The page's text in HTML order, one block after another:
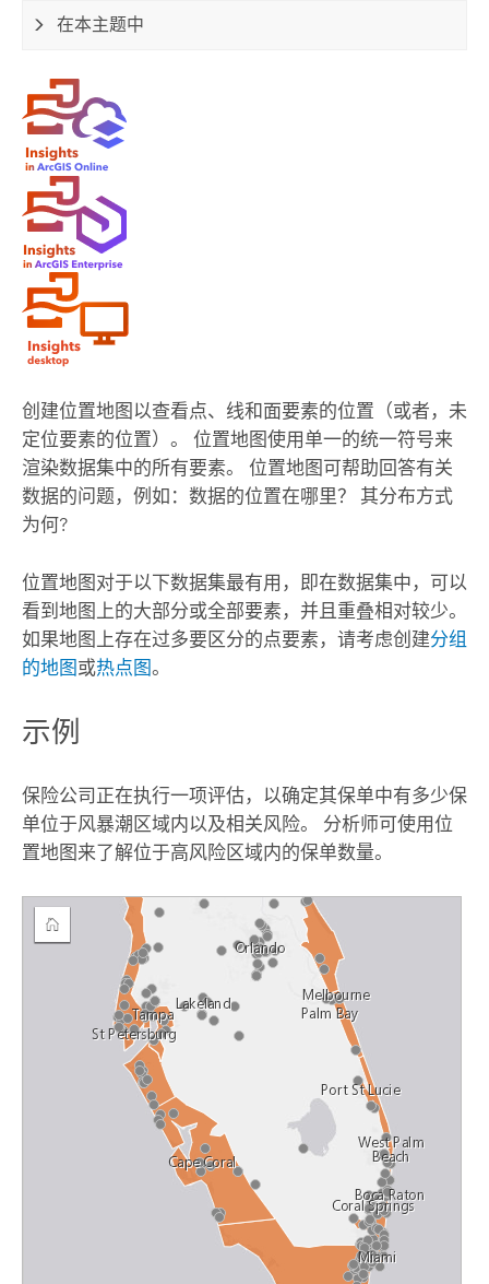
在本主题中
创建位置地图以查看点、线和面要素的位置（或者，未
定位要素的位置）。 位置地图使用单一的统一符号来
渲染数据集中的所有要素。 位置地图可帮助回答有关
数据的问题，例如：数据的位置在哪里？ 其分布方式
为何?
位置地图对于以下数据集最有用，即在数据集中，可以
看到地图上的大部分或全部要素，并且重叠相对较少。
如果地图上存在过多要区分的点要素，请考虑创建分组
的地图或热点图。
示例
保险公司正在执行一项评估，以确定其保单中有多少保
单位于风暴潮区域内以及相关风险。 分析师可使用位
置地图来了解位于高风险区域内的保单数量。